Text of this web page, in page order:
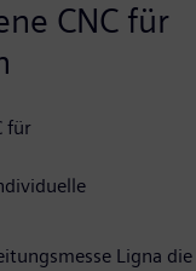
CNC für
für
Ligna die